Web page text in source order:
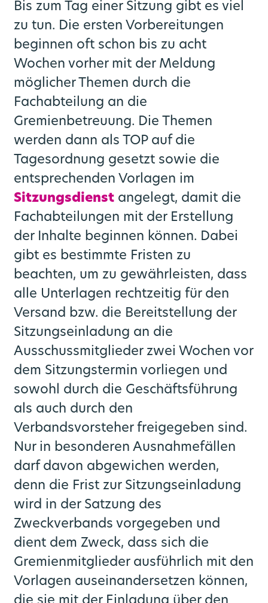
Bis zum Tag einer Sitzung gibt es viel
zu tun. Die ersten Vorbereitungen
beginnen oft schon bis zu acht
Wochen vorher mit der Meldung
möglicher Themen durch die
Fachabteilung an die
Gremienbetreuung. Die Themen
werden dann als TOP auf die
Tagesordnung gesetzt sowie die
entsprechenden Vorlagen im
Sitzungsdienst angelegt, damit die
Fachabteilungen mit der Erstellung
der Inhalte beginnen können. Dabei
gibt es bestimmte Fristen zu
beachten, um zu gewährleisten, dass
alle Unterlagen rechtzeitig für den
Versand bzw. die Bereitstellung der
Sitzungseinladung an die
Ausschussmitglieder zwei Wochen vor
dem Sitzungstermin vorliegen und
sowohl durch die Geschäftsführung
als auch durch den
Verbandsvorsteher freigegeben sind.
Nur in besonderen Ausnahmefällen
darf davon abgewichen werden,
denn die Frist zur Sitzungseinladung
wird in der Satzung des
Zweckverbands vorgegeben und
dient dem Zweck, dass sich die
Gremienmitglieder ausführlich mit den
Vorlagen auseinandersetzen können,